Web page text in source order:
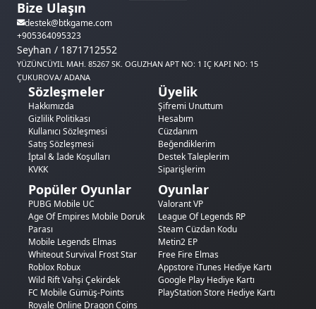
Bize Ulaşın
destek@btkgame.com
+905364095323
Seyhan / 1871712552
YÜZÜNCÜYIL MAH. 85267 SK. OGUZHAN APT NO: 1 IÇ KAPI NO: 15
ÇUKUROVA/ ADANA
Sözleşmeler
Hakkımızda
Gizlilik Politikası
Kullanıcı Sözleşmesi
Satış Sözleşmesi
İptal & İade Koşulları
KVKK
Üyelik
Şifremi Unuttum
Hesabım
Cüzdanım
Beğendiklerim
Destek Taleplerim
Siparişlerim
Popüler Oyunlar
PUBG Mobile UC
Age Of Empires Mobile Doruk
Parası
Mobile Legends Elmas
Whiteout Survival Frost Star
Roblox Robux
Wild Rift Vahşi Çekirdek
FC Mobile Gümüş-Points
Royale Online Dragon Coins
Oyunlar
Valorant VP
League Of Legends RP
Steam Cüzdan Kodu
Metin2 EP
Free Fire Elmas
Appstore iTunes Hediye Kartı
Google Play Hediye Kartı
PlayStation Store Hediye Kartı